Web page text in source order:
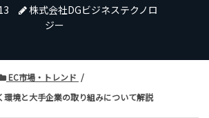
株式会社DGビジネステクノロ
ジー
EC市場・トレンド
境と大手企業の取り組みについて解説